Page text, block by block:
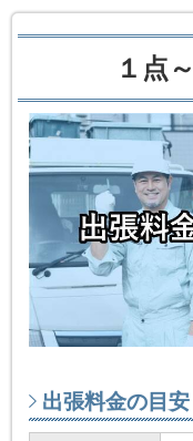
１点
出張料金の目安